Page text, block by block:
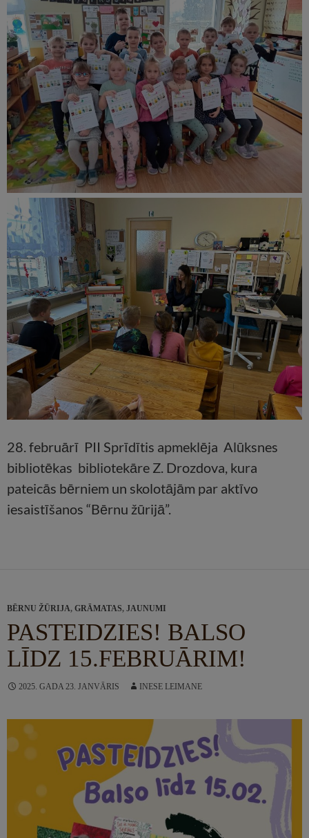
28. februārī PII Sprīdītis apmeklēja Alūksnes
bibliotēkas bibliotekāre Z. Drozdova, kura
pateicās bērniem un skolotājām par aktīvo
iesaistīšanos “Bērnu žūrijā”.
BĒRNU ŽŪRIJA, GRĀMATAS, JAUNUMI
PASTEIDZIES! BALSO
LĪDZ 15.FEBRUĀRIM!
2025. GADA 23. JANVĀRIS INESE LEIMANE